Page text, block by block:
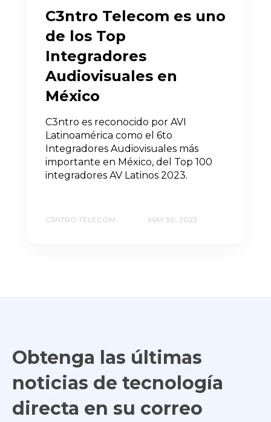
C3ntro Telecom es uno
de los Top
Integradores
Audiovisuales en
México
C3ntro es reconocido por AVI
Latinoamérica como el 6to
Integradores Audiovisuales más
importante en México, del Top 100
integradores AV Latinos 2023.
C3NTRO TELECOM MAY 30, 2023
Obtenga las últimas
noticias de tecnología
directa en su correo